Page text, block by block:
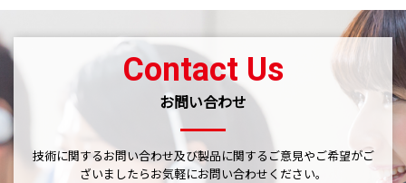
Contact Us
お問い合わせ
技術に関するお問い合わせ及び製品に関するご意見やご希望がご
ざいましたら お気軽にお問い合わせください。